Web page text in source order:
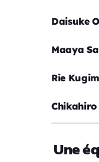
Daisuke
Maaya
Rie
Une